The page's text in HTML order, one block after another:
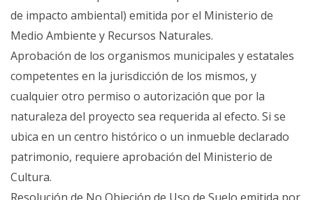
de impacto ambiental) emitida por el Ministerio de
Medio Ambiente y Recursos Naturales.
Aprobación de los organismos municipales y estatales
competentes en la jurisdicción de los mismos, y
cualquier otro permiso o autorización que por la
naturaleza del proyecto sea requerida al efecto. Si se
ubica en un centro histórico o un inmueble declarado
patrimonio, requiere aprobación del Ministerio de
Cultura.